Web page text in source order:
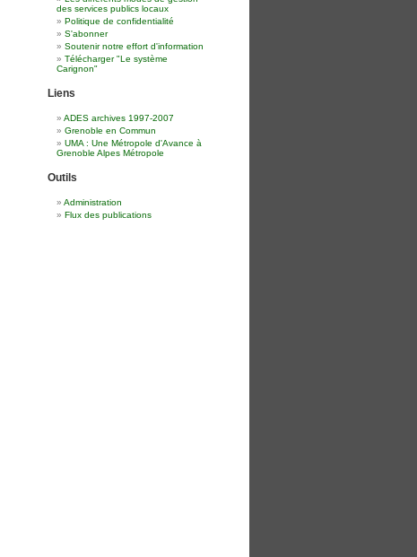
des services publics locaux
Politique de confidentialité
S'abonner
Soutenir notre effort d'information
Télécharger "Le système
Carignon"
Liens
ADES archives 1997-2007
Grenoble en Commun
UMA : Une Métropole d'Avance à
Grenoble Alpes Métropole
Outils
Administration
Flux des publications